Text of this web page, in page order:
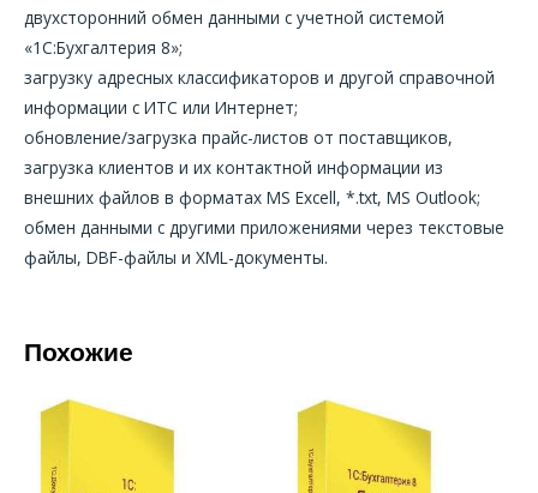
двухсторонний обмен данными с учетной системой
«1C:Бухгалтерия 8»;
загрузку адресных классификаторов и другой справочной
информации с ИТС или Интернет;
обновление/загрузка прайс-листов от поставщиков,
загрузка клиентов и их контактной информации из
внешних файлов в форматах MS Excell, *.txt, MS Outlook;
обмен данными с другими приложениями через текстовые
файлы, DBF-файлы и XML-документы.
Похожие